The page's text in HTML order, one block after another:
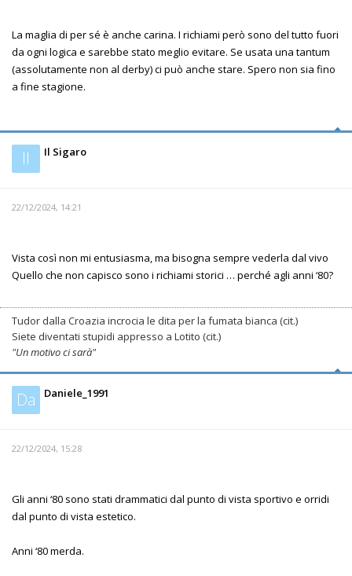
La maglia di per sé è anche carina. I richiami però sono del tutto fuori
da ogni logica e sarebbe stato meglio evitare. Se usata una tantum
(assolutamente non al derby) ci può anche stare. Spero non sia fino
a fine stagione.
Il Il Sigaro
22/12/2024, 14:21
Vista così non mi entusiasma, ma bisogna sempre vederla dal vivo
Quello che non capisco sono i richiami storici … perché agli anni ‘80?
Tudor dalla Croazia incrocia le dita per la fumata bianca (cit.)
Siete diventati stupidi appresso a Lotito (cit.)
"Un motivo ci sarà"
Da Daniele_1991
22/12/2024, 15:28
Gli anni ‘80 sono stati drammatici dal punto di vista sportivo e orridi
dal punto di vista estetico.
Anni ‘80 merda.